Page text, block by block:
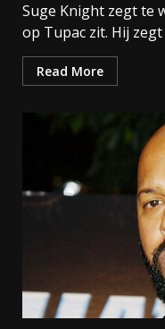
Suge Knight zegt te
op Tupac zit. Hij zegt
Read More